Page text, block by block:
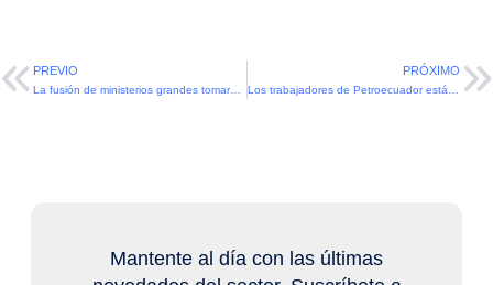
PREVIO
La fusión de ministerios grandes tomará 90 días
PRÓXIMO
Mantente al día con las últimas